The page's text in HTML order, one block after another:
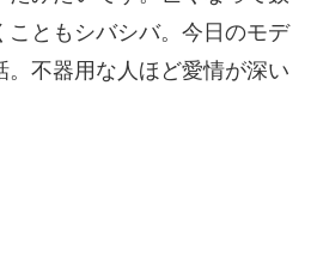
こともシバシバ。今日のモデ
。不器用な人ほど愛情が深い